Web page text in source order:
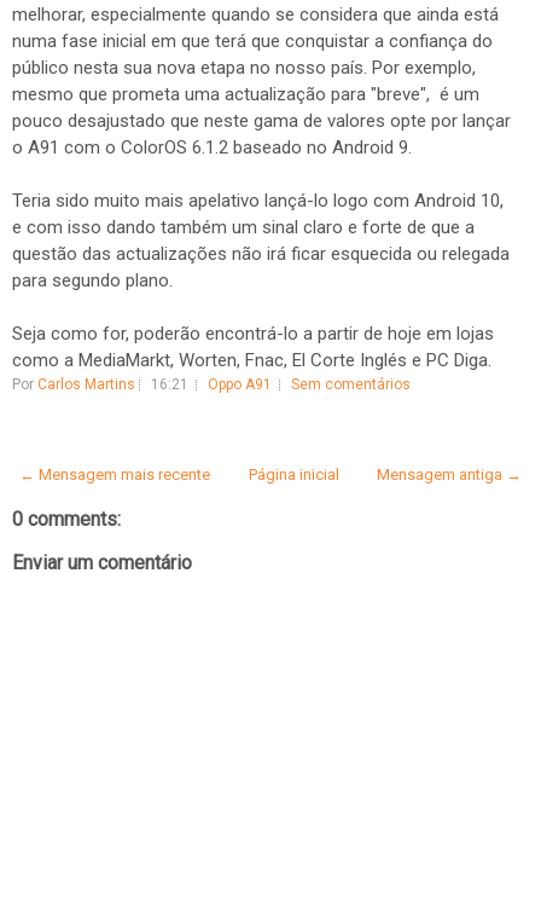
melhorar, especialmente quando se considera que ainda está
numa fase inicial em que terá que conquistar a confiança do
público nesta sua nova etapa no nosso país. Por exemplo,
mesmo que prometa uma actualização para "breve", é um
pouco desajustado que neste gama de valores opte por lançar
o A91 com o ColorOS 6.1.2 baseado no Android 9.
Teria sido muito mais apelativo lançá-lo logo com Android 10,
e com isso dando também um sinal claro e forte de que a
questão das actualizações não irá ficar esquecida ou relegada
para segundo plano.
Seja como for, poderão encontrá-lo a partir de hoje em lojas
como a MediaMarkt, Worten, Fnac, El Corte Inglés e PC Diga.
Por Carlos Martins 16:21 Oppo A91 Sem comentários
← Mensagem mais recente Mensagem antiga →
Página inicial
0 comments:
Enviar um comentário